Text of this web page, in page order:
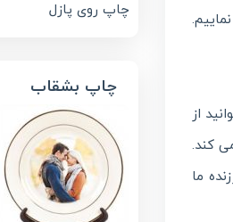
نماییم.
از
کند.
ما
چاپ روی پازل
چاپ بشقاب